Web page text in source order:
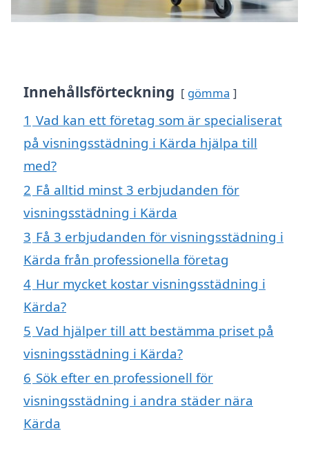
Innehållsförteckning gömma
1 Vad kan ett företag som är specialiserat
på visningsstädning i Kärda hjälpa till
med?
2 Få alltid minst 3 erbjudanden för
visningsstädning i Kärda
3 Få 3 erbjudanden för visningsstädning i
Kärda från professionella företag
4 Hur mycket kostar visningsstädning i
Kärda?
5 Vad hjälper till att bestämma priset på
visningsstädning i Kärda?
6 Sök efter en professionell för
visningsstädning i andra städer nära
Kärda